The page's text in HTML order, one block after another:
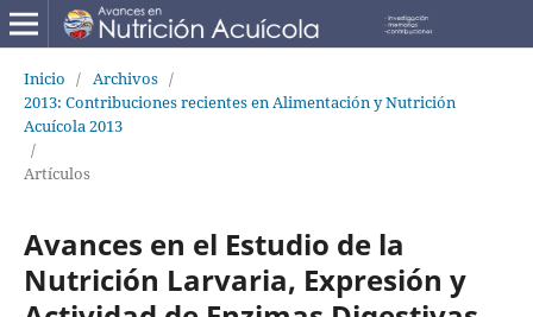
Inicio / Archivos /
2013: Contribuciones recientes en Alimentación y Nutrición
Acuícola 2013
/
Artículos
Avances en el Estudio de la
Nutrición Larvaria, Expresión y